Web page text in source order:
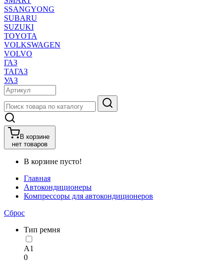
SSANGYONG
SUBARU
SUZUKI
TOYOTA
VOLKSWAGEN
VOLVO
ГАЗ
ТАГАЗ
УАЗ
В корзине
нет товаров
В корзине пусто!
Главная
Автокондиционеры
Компрессоры для автокондиционеров
Сброс
Тип ремня
A1
0